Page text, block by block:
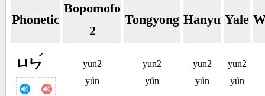
Phonetic
Bopomofo
2
Tongyong Hanyu Yale
ㄩㄣ
ˊ
yun2
yún
yun2
yún
yun2
yún
yun2
yún